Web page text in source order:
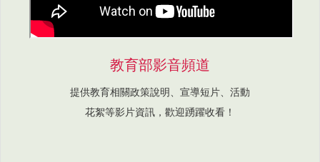
教育部影音頻道
提供教育相關政策說明、宣導短片、活動
花絮等影片資訊，歡迎踴躍收看！